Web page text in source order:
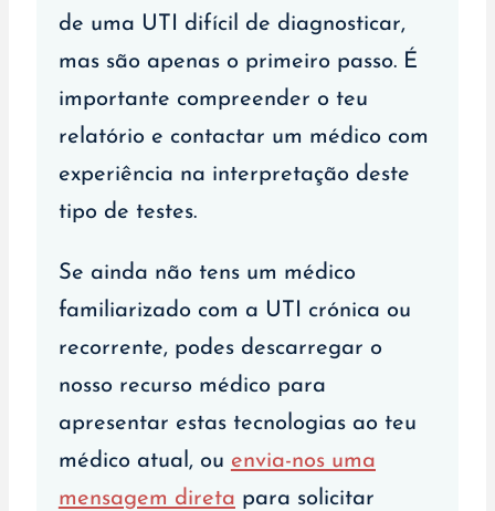
de uma UTI difícil de diagnosticar,
mas são apenas o primeiro passo. É
importante compreender o teu
relatório e contactar um médico com
experiência na interpretação deste
tipo de testes.
Se ainda não tens um médico
familiarizado com a UTI crónica ou
recorrente, podes descarregar o
nosso recurso médico para
apresentar estas tecnologias ao teu
médico atual, ou envia-nos uma
mensagem direta para solicitar